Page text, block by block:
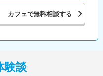
カフェで無料相談する
験談